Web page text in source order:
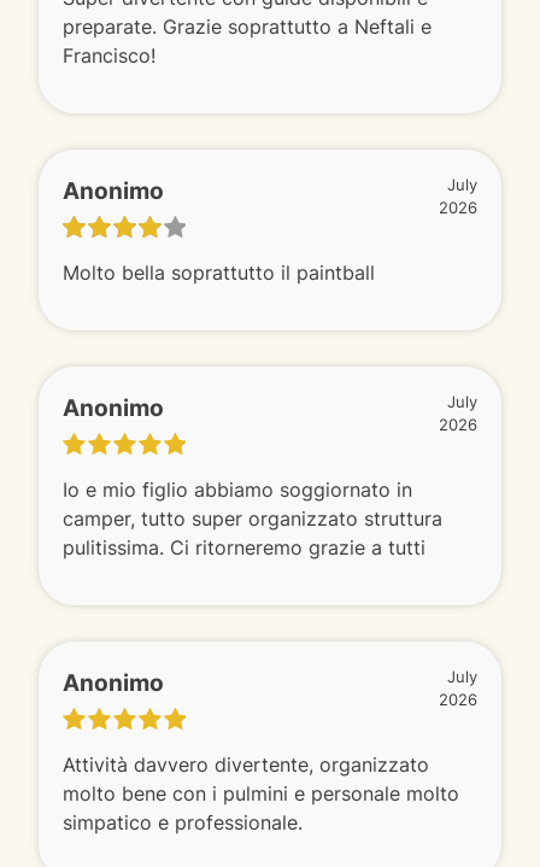
preparate. Grazie soprattutto a Neftali e
Francisco!
Anonimo
July
2026
Molto bella soprattutto il paintball
Anonimo
July
2026
Io e mio figlio abbiamo soggiornato in
camper, tutto super organizzato struttura
pulitissima. Ci ritorneremo grazie a tutti
Anonimo
July
2026
Attività davvero divertente, organizzato
molto bene con i pulmini e personale molto
simpatico e professionale.